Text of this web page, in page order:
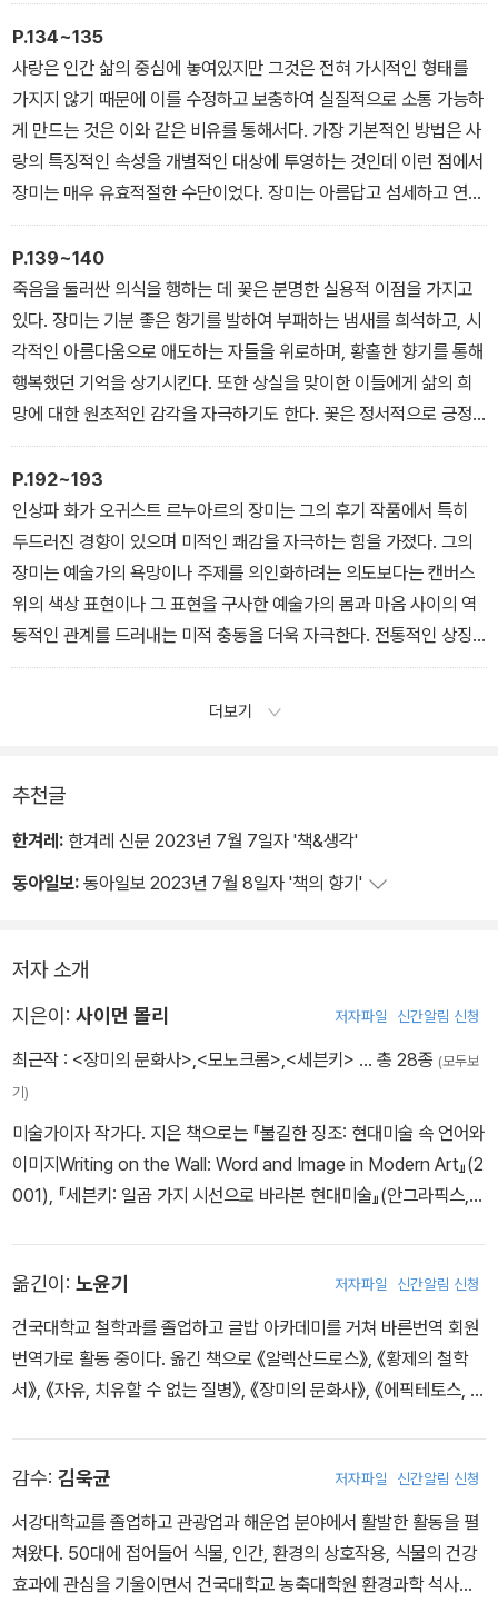
곤 했다. 장미는 질펀하게 즐기는 잔치나 사치스러운 연회의 주요 구
성 요소로 악명이 높았기 때문이다. 그러나 이교도 여신들은 물론 사
랑과 환락의 신들에게 바쳐지던 장미의 신성함은 격하됐지만 장미가
누리던 지위는 시간이 지나면서 점차 기독교로 고스란히 전이됐다.
구약성경 역시 인류의 역할이 자연을 길들이고 극복하는 것이며 하느
님을 기쁘게 하는 일임을 명시했다. 이 세계관에서 자연은 인간의 번
영을 위해 긴요하게 활용되는 자원이다.
「유일신의 장미」 중에서
P.134~135
사랑은 인간 삶의 중심에 놓여있지만 그것은 전혀 가시적인 형태를
가지지 않기 때문에 이를 수정하고 보충하여 실질적으로 소통 가능하
게 만드는 것은 이와 같은 비유를 통해서다. 가장 기본적인 방법은 사
랑의 특징적인 속성을 개별적인 대상에 투영하는 것인데 이런 점에서
장미는 매우 유효적절한 수단이었다. 장미는 아름답고 섬세하고 연약
하고 덧없이 지는 데다 높은 가치를 지닌 살아있는 유기체지만 역설
적이게도 가시가 있기 때문에 거칠고 잠재적으로 위험하므로 조심해
서 다루어야 한다. 장미는 육체적 욕망의 승화와 열정을 의미하는 은
유지만 비물질에 대한 고양된 열정에 지나치게 경도되는 경우 육체를
상실할 수도 있다는, 영원하면서도 미묘한 사랑의 영역을 점하고 있
기도 하다. 사랑은 계층 구조 내에 존재하는 것으로 개념화되고 장미
는 사랑의 모든 계층에 위치한 사람들, 즉 밑바닥에서 음란한 행위를
하거나 음란물을 제작하는 이들부터 중간층에서 낭만적인 사랑을 하
는 연인들과 최상층에서 영적인 교류를 하는 사람들에 이르기까지 자
신이 있어야 할 곳을 선택한다.
「사랑과 장미」 중에서
P.139~140
죽음을 둘러싼 의식을 행하는 데 꽃은 분명한 실용적 이점을 가지고
있다. 장미는 기분 좋은 향기를 발하여 부패하는 냄새를 희석하고, 시
각적인 아름다움으로 애도하는 자들을 위로하며, 황홀한 향기를 통해
행복했던 기억을 상기시킨다. 또한 상실을 맞이한 이들에게 삶의 희
망에 대한 원초적인 감각을 자극하기도 한다. 꽃은 정서적으로 긍정
적인 관계를 돕는다. 순수한 아름다움은 상실의 아픔을 조금 덜어내
는데, 이를 통해 의례적인 애도 공간은 산 자와 죽은 자가 함께 소소한
기쁨의 상징을 나누는 공간이 된다. 하지만 망자를 기억하는 의미로
꽃을 건넬 때는 마치 인간이 삶에서 ‘꺾인’ 것처럼 살아있는 식물일지
라도 우선 꺾어야 한다. 또한 꽃을 바치는 관습은 자연을 통제하고 극
복하고 싶은 욕구를 충족시키고, 공동체를 움직이는 힘을 재확인하
고, 인간의 통제를 넘어서는 혼란스런 세력에 맞서 일정한 질서를 도
모하려는 욕구를 충족시킨다.
P.192~193
인상파 화가 오귀스트 르누아르의 장미는 그의 후기 작품에서 특히
두드러진 경향이 있으며 미적인 쾌감을 자극하는 힘을 가졌다. 그의
장미는 예술가의 욕망이나 주제를 의인화하려는 의도보다는 캔버스
위의 색상 표현이나 그 표현을 구사한 예술가의 몸과 마음 사이의 역
동적인 관계를 드러내는 미적 충동을 더욱 자극한다. 전통적인 상징
주의는 부드러운 물감 표현의 한 층 아래로 가라앉게 된 셈이다.
더보기
추천글
한겨레: 한겨레 신문 2023년 7월 7일자 '책&생각'
동아일보: 동아일보 2023년 7월 8일자 '책의 향기'
저자 소개
지은이: 사이먼 몰리 저자파일 신간알림 신청
최근작 : <장미의 문화사> <모노크롬> <세븐키> … 총 28종 (모두보
기)
미술가이자 작가다. 지은 책으로는 『불길한 징조: 현대미술 속 언어와
이미지Writing on the Wall: Word and Image in Modern Art』(2
001), 『세븐키: 일곱 가지 시선으로 바라본 현대미술』(안그라픽스, 2
ocuments in Contemporary Art』 편집에 참여했다. 2023년에
『현대 회화: 간결한 역사Modern Painting: A Concise History』
를 출간할 예정이다. 수년에 걸쳐 영국의 여러 박물관과 미술관에서
강의와 투어 가이드를 했으며, 신문과 잡지에도 정기적으로 기고한
의 조교수로 재임했다.
옮긴이: 노윤기 저자파일 신간알림 신청
건국대학교 철학과를 졸업하고 글밥 아카데미를 거쳐 바른번역 회원
번역가로 활동 중이다. 옮긴 책으로 《알렉산드로스》, 《황제의 철학
서》, 《자유, 치유할 수 없는 질병》, 《장미의 문화사》, 《에픽테토스, 나
테코글루 레볼루션》, 《지구가 평평하다고 믿는 사람과 즐겁고 생산적
인 대화를 나누는 법》, 《단순한 삶의 철학》, 《옥스퍼드 튜토리얼》,
《남자의 미래》, 《구글은 어떻게 여성을 차별하는가》, 《세네카, 인생
의 짧음에 관하여》(근간) 등이 있다.
감수: 김욱균 저자파일 신간알림 신청
서강대학교를 졸업하고 관광업과 해운업 분야에서 활발한 활동을 펼
쳐왔다. 50대에 접어들어 식물, 인간, 환경의 상호작용, 식물의 건강
효과에 관심을 기울이면서 건국대학교 농축대학원 환경과학 석사학